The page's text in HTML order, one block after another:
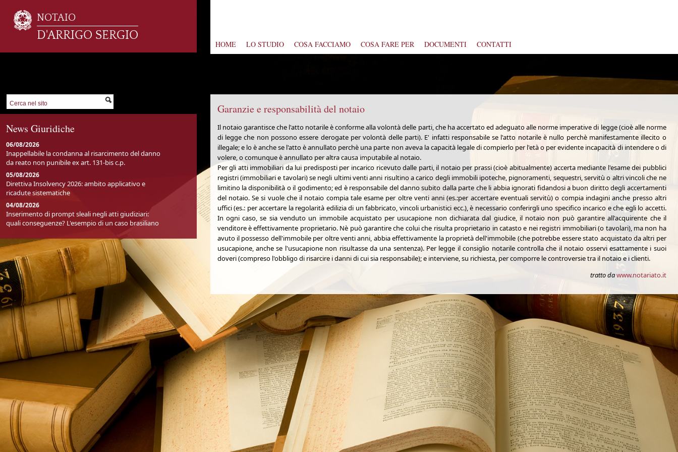
NOTAIO
D'ARRIGO SERGIO
HOME LO STUDIO COSA FACCIAMO COSA FARE PER DOCUMENTI CONTATTI
Garanzie e responsabilità del notaio
Il notaio garantisce che l'atto notarile è conforme alla volontà delle parti, che ha accertato ed adeguato alle norme imperative di legge (cioè alle norme
di legge che non possono essere derogate per volontà delle parti). E' infatti responsabile se l'atto notarile è nullo perchè manifestamente illecito o
illegale; e lo è anche se l'atto è annullato perchè una parte non aveva la capacità legale di compierlo per l'età o per evidente incapacità di intendere o di
volere, o comunque è annullato per altra causa imputabile al notaio.
Per gli atti immobiliari da lui predisposti per incarico ricevuto dalle parti, il notaio per prassi (cioè abitualmente) accerta mediante l'esame dei pubblici
registri (immobiliari e tavolari) se negli ultimi venti anni risultino a carico degli immobili ipoteche, pignoramenti, sequestri, servitù o altri vincoli che ne
limitino la disponibilità o il godimento; ed è responsabile del danno subito dalla parte che li abbia ignorati fidandosi a buon diritto degli accertamenti
del notaio. Se si vuole che il notaio compia tale esame per oltre venti anni (es.:per accertare eventuali servitù) o compia indagini anche presso altri
uffici (es.: per accertare la regolarità edilizia di un fabbricato, vincoli urbanistici ecc.), è necessario conferirgli uno specifico incarico e che egli lo accetti.
In ogni caso, se sia venduto un immobile acquistato per usucapione non dichiarata dal giudice, il notaio non può garantire all'acquirente che il
venditore è effettivamente proprietario. Nè può garantire che colui che risulta proprietario in catasto e nei registri immobiliari (o tavolari), ma non ha
avuto il possesso dell'immobile per oltre venti anni, abbia effettivamente la proprietà dell'immobile (che potrebbe essere stato acquistato da altri per
usucapione, anche se l'usucapione non risultasse da una sentenza). Per legge il consiglio notarile controlla che il notaio osservi esattamente i suoi
doveri (compreso l'obbligo di risarcire i danni di cui sia responsabile); e interviene, su richiesta, per comporre le controversie tra il notaio e i clienti.
tratto dawww.notariato.it
News Giuridiche
06/08/2026
Inappellabile la condanna al risarcimento del danno
da reato non punibile ex art. 131-bis c.p.
05/08/2026
Direttiva Insolvency 2026: ambito applicativo e
ricadute sistematiche
04/08/2026
Inserimento di prompt sleali negli atti giudiziari:
quali conseguenze? L'esempio di un caso brasiliano